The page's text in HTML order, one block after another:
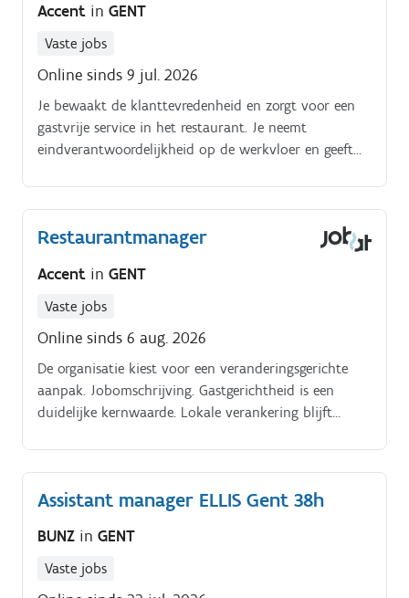
Accent in GENT
Vaste jobs
Online sinds 9 jul. 2026
Je bewaakt de klanttevredenheid en zorgt voor een
gastvrije service in het restaurant. Je neemt
eindverantwoordelijkheid op de werkvloer en geeft
Restaurantmanager
Accent in GENT
Vaste jobs
Online sinds 6 aug. 2026
De organisatie kiest voor een veranderingsgerichte
aanpak. Jobomschrijving. Gastgerichtheid is een
duidelijke kernwaarde. Lokale verankering blijft
Assistant manager ELLIS Gent 38h
BUNZ in GENT
Vaste jobs